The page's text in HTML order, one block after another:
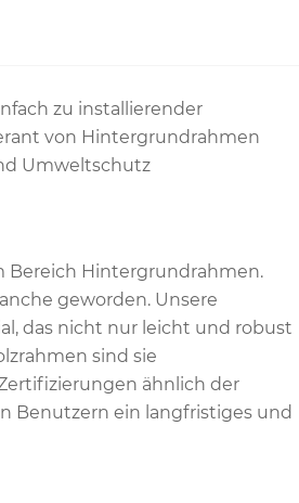
zu installierender
von Hintergrundrahmen
Umweltschutz
Bereich Hintergrundrahmen.
geworden. Unsere
das nicht nur leicht und robust
sind sie
ähnlich der
Benutzern ein langfristiges und